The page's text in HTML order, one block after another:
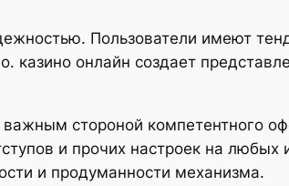
Пользователи имеют
онлайн создает
важным стороной компетентного
и прочих настроек на любых
и продуманности механизма.